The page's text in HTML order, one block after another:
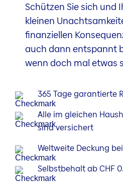
Schützen Sie sich und
kleinen
finanziellen
auch dann entspannt
wenn doch mal etwas
365 Tage garantierte
Alle im gleichen
sind versichert
Weltweite Deckung
Selbstbehalt ab CHF